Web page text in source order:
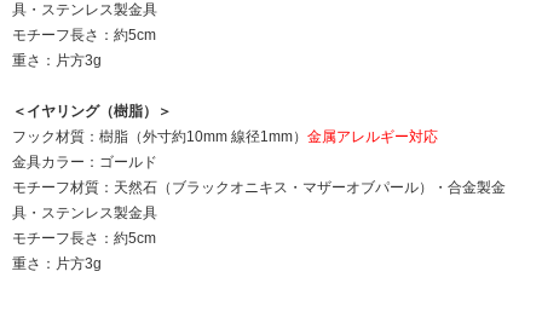
具・ステンレス製金具
モチーフ長さ：約5cm
重さ：片方3g
＜イヤリング（樹脂）＞
フック材質：樹脂（外寸約10mm 線径1mm） 金属アレルギー対応
金具カラー：ゴールド
モチーフ材質：天然石（ブラックオニキス・マザーオブパール）・合金製金
具・ステンレス製金具
モチーフ長さ：約5cm
重さ：片方3g